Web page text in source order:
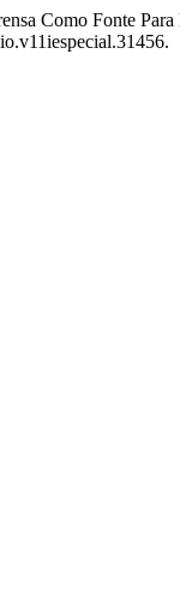
Como Fonte